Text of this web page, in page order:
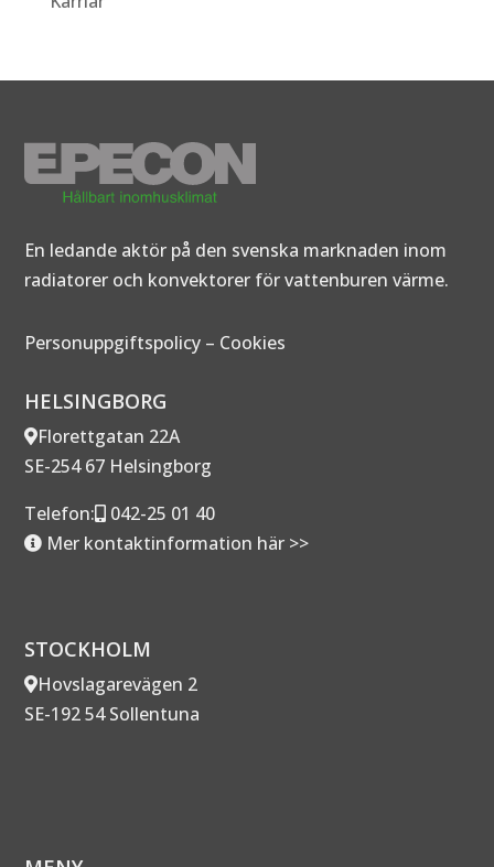
En ledande aktör på den svenska marknaden inom
radiatorer och konvektorer för vattenburen värme.
Personuppgiftspolicy – Cookies
HELSINGBORG
Florettgatan 22A
SE-254 67 Helsingborg
Telefon:
042-25 01 40
Mer kontaktinformation här >>
STOCKHOLM
Hovslagarevägen 2
SE-192 54 Sollentuna